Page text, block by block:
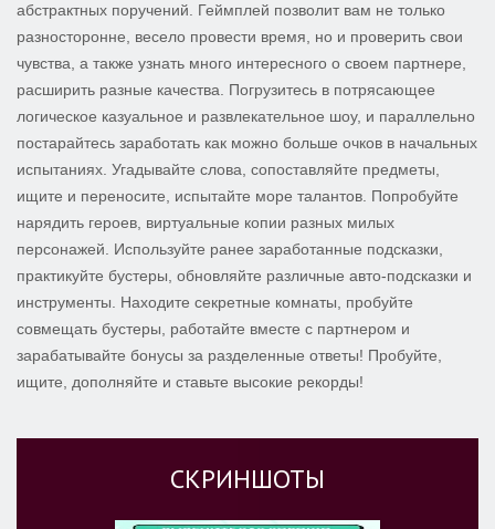
абстрактных поручений. Геймплей позволит вам не только
разносторонне, весело провести время, но и проверить свои
чувства, а также узнать много интересного о своем партнере,
расширить разные качества. Погрузитесь в потрясающее
логическое казуальное и развлекательное шоу, и параллельно
постарайтесь заработать как можно больше очков в начальных
испытаниях. Угадывайте слова, сопоставляйте предметы,
ищите и переносите, испытайте море талантов. Попробуйте
нарядить героев, виртуальные копии разных милых
персонажей. Используйте ранее заработанные подсказки,
практикуйте бустеры, обновляйте различные авто-подсказки и
инструменты. Находите секретные комнаты, пробуйте
совмещать бустеры, работайте вместе с партнером и
зарабатывайте бонусы за разделенные ответы! Пробуйте,
ищите, дополняйте и ставьте высокие рекорды!
СКРИНШОТЫ